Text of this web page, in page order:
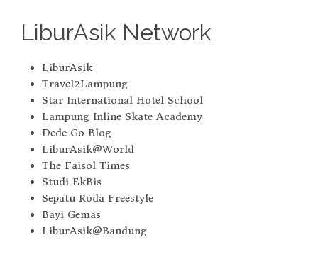
LiburAsik Network
LiburAsik
Travel2Lampung
Star International Hotel School
Lampung Inline Skate Academy
Dede Go Blog
LiburAsik@World
The Faisol Times
Studi EkBis
Sepatu Roda Freestyle
Bayi Gemas
LiburAsik@Bandung